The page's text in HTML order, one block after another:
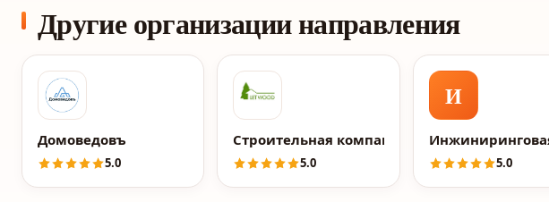
Другие организации направления
Домоведовъ
5.0
Строительная компания Let Wood
5.0
И
5.0